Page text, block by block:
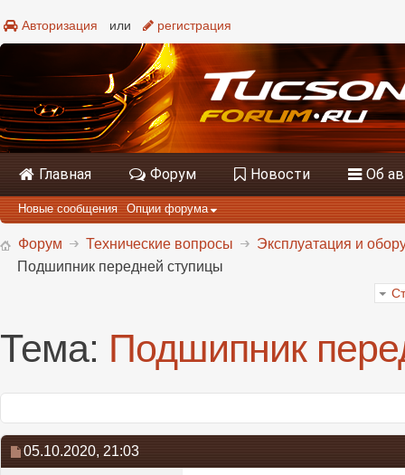
Авторизация или регистрация
Главная Форум Новости Об
Новые сообщения Опции форума
Форум Технические вопросы
Эксплуатация и
Подшипник передней ступицы
Тема: Подшипник
05.10.2020, 21:03